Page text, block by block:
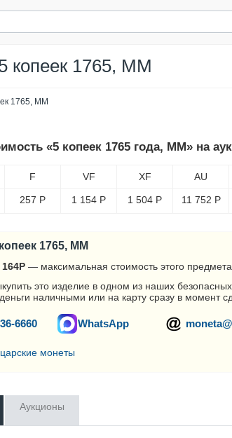
копеек 1765, ММ
1765, ММ
«5 копеек 1765 года, ММ» на
F
257 Р
VF
1 154 Р
XF
1 504 Р
AU
11 752 Р
1765, ММ
Р — максимальная стоимость этого
это изделие в одном из наших
наличными или на карту сразу в момент
6660 WhatsApp
монеты
Аукционы